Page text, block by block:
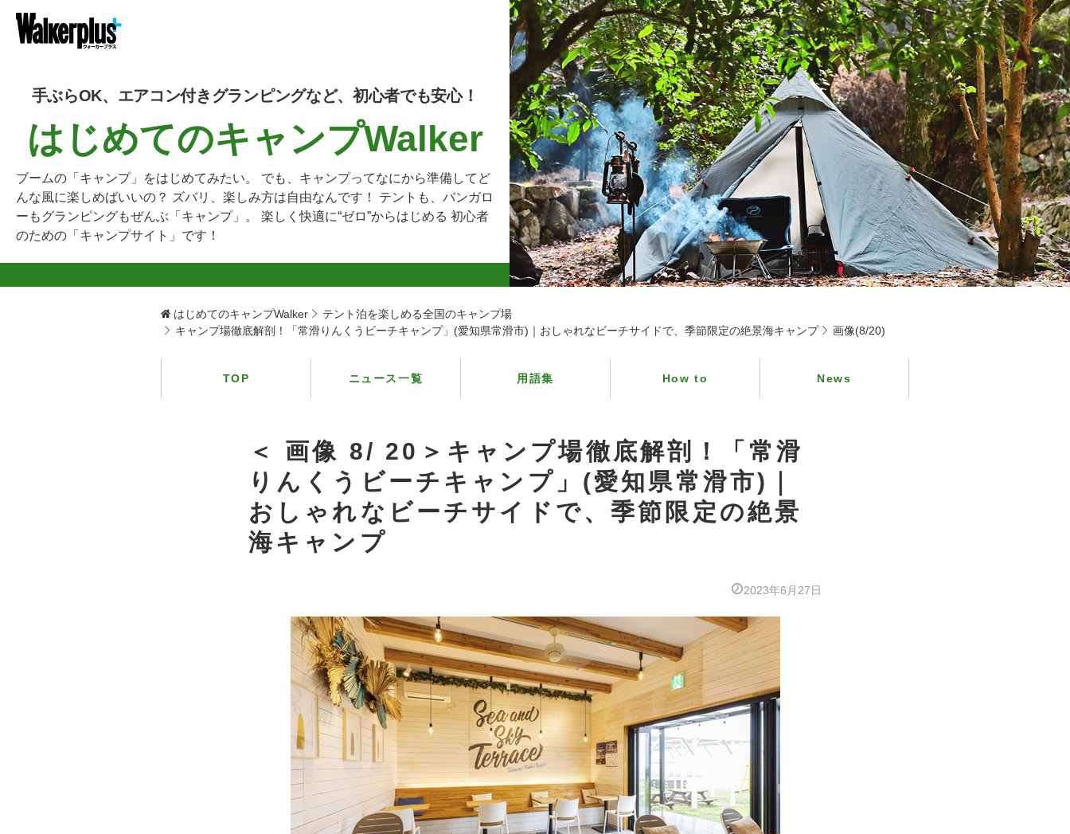
手ぶらOK、エアコン付きグランピングなど、初心者でも安心！
はじめてのキャンプWalker
ブームの「キャンプ」をはじめてみたい。 でも、キャンプってなにから準備してど
んな風に楽しめばいいの？ ズバリ、楽しみ方は自由なんです！ テントも、バンガロ
ーもグランピングもぜんぶ「キャンプ」。 楽しく快適に“ゼロ”からはじめる 初心者
のための「キャンプサイト」です！
はじめてのキャンプWalker
テント泊を楽しめる全国のキャンプ場
キャンプ場徹底解剖！「常滑りんくうビーチキャンプ」(愛知県常滑市)｜おしゃれなビーチサイドで、季節限定の絶景海キャンプ
画像(8/20)
TOP ニュース一覧 用語集 How to News
＜ 画像 8/ 20＞キャンプ場徹底解剖！「常滑
りんくうビーチキャンプ」(愛知県常滑市)｜
おしゃれなビーチサイドで、季節限定の絶景
海キャンプ
2023年6月27日